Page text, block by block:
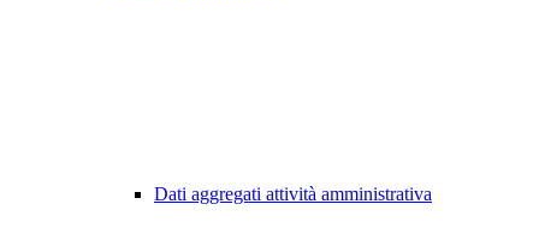
Dati aggregati attività amministrativa